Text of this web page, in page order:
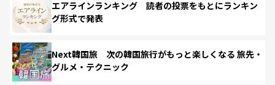
エアラインランキング 読者の投票をもとにランキン
グ形式で発表
Next韓国旅 次の韓国旅行がもっと楽しくなる 旅先・
グルメ・テクニック